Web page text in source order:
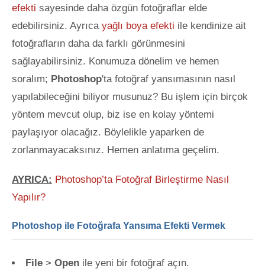
efekti sayesinde daha özgün fotoğraflar elde
edebilirsiniz. Ayrıca yağlı boya efekti ile kendinize ait
fotoğrafların daha da farklı görünmesini
sağlayabilirsiniz. Konumuza dönelim ve hemen
soralım; Photoshop'ta fotoğraf yansımasının nasıl
yapılabileceğini biliyor musunuz? Bu işlem için birçok
yöntem mevcut olup, biz ise en kolay yöntemi
paylaşıyor olacağız. Böylelikle yaparken de
zorlanmayacaksınız. Hemen anlatıma geçelim.
AYRICA: Photoshop’ta Fotoğraf Birleştirme Nasıl
Yapılır?
Photoshop ile Fotoğrafa Yansıma Efekti Vermek
File > Open ile yeni bir fotoğraf açın.